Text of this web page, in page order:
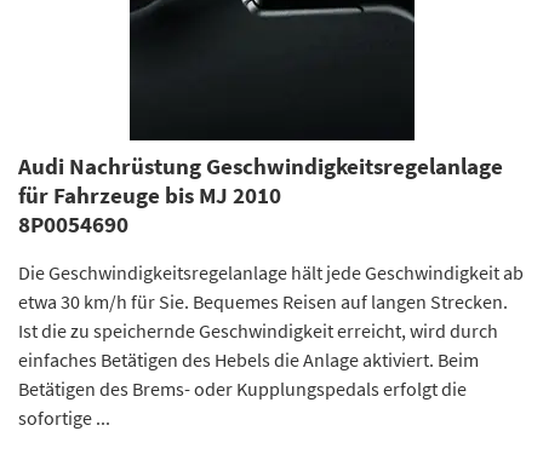
Audi Nachrüstung Geschwindigkeitsregelanlage
für Fahrzeuge bis MJ 2010
8P0054690
Die Geschwindigkeitsregelanlage hält jede Geschwindigkeit ab
etwa 30 km/h für Sie. Bequemes Reisen auf langen Strecken.
Ist die zu speichernde Geschwindigkeit erreicht, wird durch
einfaches Betätigen des Hebels die Anlage aktiviert. Beim
Betätigen des Brems- oder Kupplungspedals erfolgt die
sofortige ...